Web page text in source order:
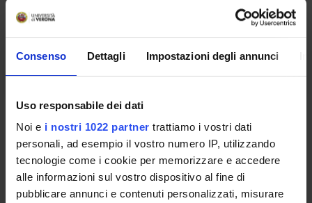
Consenso Dettagli Impostazioni degli annunci
Uso responsabile dei dati
Noi e i nostri 1022 partner trattiamo i vostri dati
personali, ad esempio il vostro numero IP, utilizzando
tecnologie come i cookie per memorizzare e accedere
alle informazioni sul vostro dispositivo al fine di
pubblicare annunci e contenuti personalizzati, misurare
Docenti
Maria Vender
Obiettivi di apprendimento
Part I. Theories of language learning L’obiettivo del modulo è
di fornire agli studenti conoscenze approfondite nell’ambito
dell’acquisizione delle lingue seconde in contesti spontanei e
guidati. Risultati attesi - Conoscere le principali tappe del